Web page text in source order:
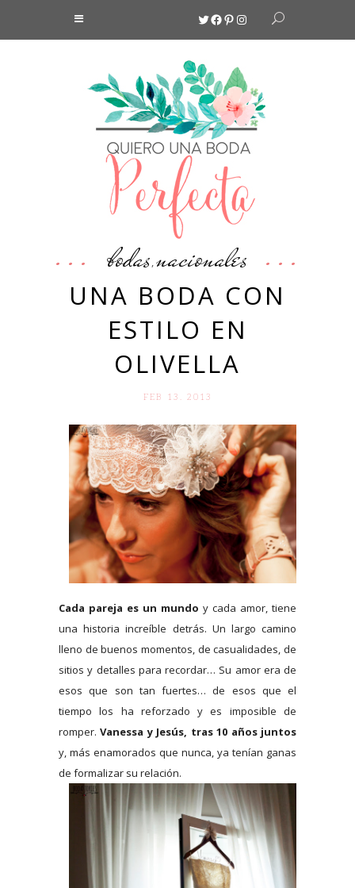
Twitter
Facebook
Pinterest
Instagram
bodas,nacionales
UNA BODA CON
ESTILO EN
OLIVELLA
FEB 13. 2013
Cada pareja es un mundo y cada amor, tiene
una historia increíble detrás. Un largo camino
lleno de buenos momentos, de casualidades, de
sitios y detalles para recordar… Su amor era de
esos que son tan fuertes… de esos que el
tiempo los ha reforzado y es imposible de
romper.Vanessa y Jesús, tras 10 años juntos
y, más enamorados que nunca, ya tenían ganas
de formalizar su relación.